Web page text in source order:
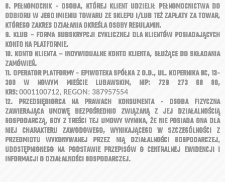
8. PEŁNOMOCNIK - OSOBA, KTÓREJ KLIENT UDZIELIŁ PEŁNOMOCNICTWA DO
ODBIORU W JEGO IMIENIU TOWARU ZE SKLEPU I/LUB TEŻ ZAPŁATY ZA TOWAR,
KTÓREGO ZAKRES DZIAŁANIA OKREŚLA OSOBY REGULAMIN.
9. KLUB – FORMA SUBSKRYPCJI CYKLICZNEJ DLA KLIENTÓW POSIADAJĄCYCH
KONTO NA PLATFORMIE.
10. KONTO KLIENTA – INDYWIDUALNE KONTO KLIENTA, SŁUŻĄCE DO SKŁADANIA
ZAMÓWIEŃ.
11. OPERATOR PLATFORMY - EPIWOTEKA SPÓŁKA Z O.O., UL. KOPERNIKA 9C, 13-
300 W NOWYM MIEŚCIE LUBAWSKIM, NIP: 729 273 68 80,
KRS:0001100712, REGON: 387957554
12. PRZEDSIĘBIORCA NA PRAWACH KONSUMENTA - OSOBA FIZYCZNA
ZAWIERAJĄCA UMOWĘ BEZPOŚREDNIO ZWIĄZANĄ Z JEJ DZIAŁALNOŚCIĄ
GOSPODARCZĄ, GDY Z TREŚCI TEJ UMOWY WYNIKA, ŻE NIE POSIADA ONA DLA
NIEJ CHARAKTERU ZAWODOWEGO, WYNIKAJĄCEGO W SZCZEGÓLNOŚCI Z
PRZEDMIOTU WYKONYWANEJ PRZEZ NIĄ DZIAŁALNOŚCI GOSPODARCZEJ,
UDOSTĘPNIONEGO NA PODSTAWIE PRZEPISÓW O CENTRALNEJ EWIDENCJI I
INFORMACJI O DZIAŁALNOŚCI GOSPODARCZEJ.